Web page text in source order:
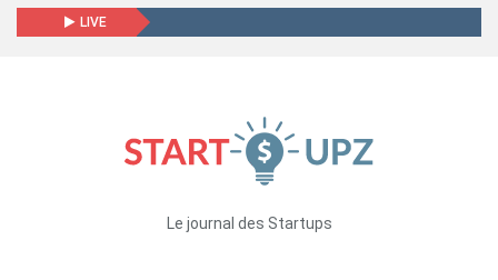
LIVE
Le journal des Startups